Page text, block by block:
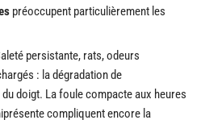
préoccupent particulièrement les
persistante, rats, odeurs
: la dégradation de
du doigt. La foule compacte aux heures
compliquent encore la